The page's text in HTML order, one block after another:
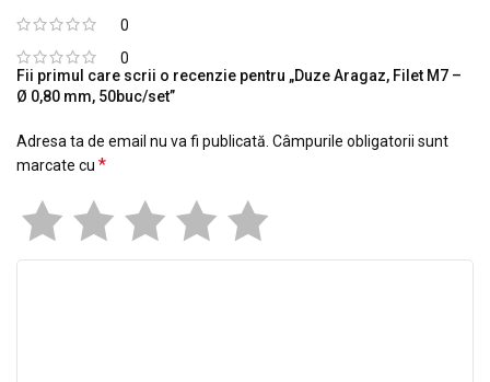
0
0
Fii primul care scrii o recenzie pentru „Duze Aragaz, Filet M7 –
Ø 0,80 mm, 50buc/set”
Adresa ta de email nu va fi publicată. Câmpurile obligatorii sunt
marcate cu *